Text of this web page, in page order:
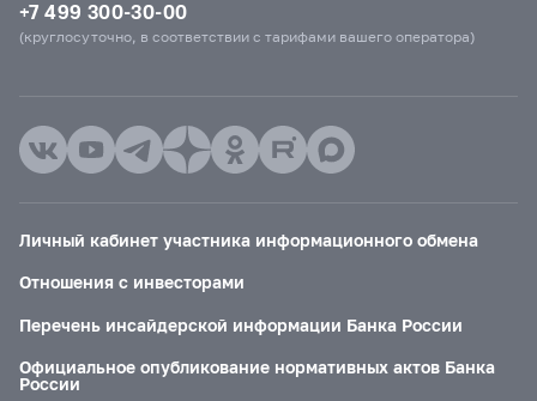
+7 499 300-30-00
(круглосуточно, в соответствии с тарифами вашего оператора)
Личный кабинет участника информационного обмена
Отношения с инвесторами
Перечень инсайдерской информации Банка России
Официальное опубликование нормативных актов Банка
России